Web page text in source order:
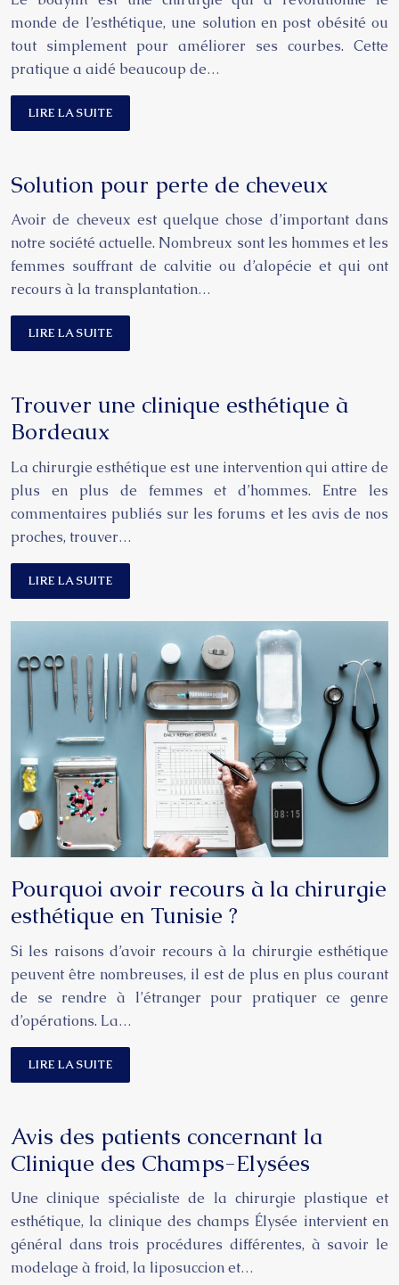
monde de l’esthétique, une solution en post obésité ou
tout simplement pour améliorer ses courbes. Cette
pratique a aidé beaucoup de…
LIRE LA SUITE
Solution pour perte de cheveux
Avoir de cheveux est quelque chose d’important dans
notre société actuelle. Nombreux sont les hommes et les
femmes souffrant de calvitie ou d’alopécie et qui ont
recours à la transplantation…
LIRE LA SUITE
Trouver une clinique esthétique à
Bordeaux
La chirurgie esthétique est une intervention qui attire de
plus en plus de femmes et d’hommes. Entre les
commentaires publiés sur les forums et les avis de nos
proches, trouver…
LIRE LA SUITE
Pourquoi avoir recours à la chirurgie
esthétique en Tunisie ?
Si les raisons d’avoir recours à la chirurgie esthétique
peuvent être nombreuses, il est de plus en plus courant
de se rendre à l’étranger pour pratiquer ce genre
d’opérations. La…
LIRE LA SUITE
Avis des patients concernant la
Clinique des Champs-Elysées
Une clinique spécialiste de la chirurgie plastique et
esthétique, la clinique des champs Élysée intervient en
général dans trois procédures différentes, à savoir le
modelage à froid, la liposuccion et…